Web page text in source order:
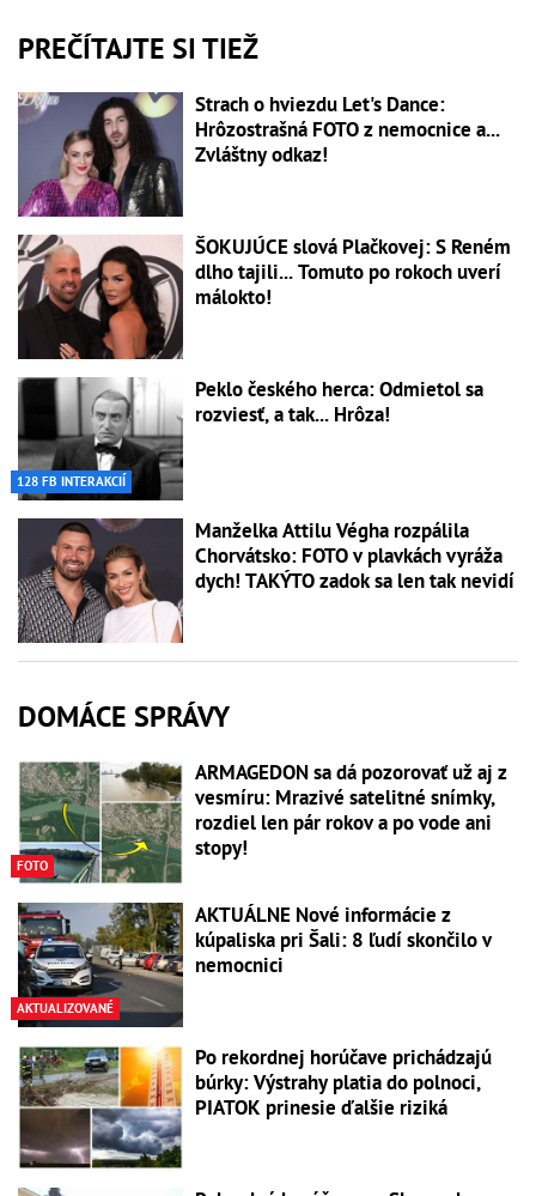
PREČÍTAJTE SI TIEŽ
Strach o hviezdu Let's Dance:
Hrôzostrašná FOTO z nemocnice a...
Zvláštny odkaz!
ŠOKUJÚCE slová Plačkovej: S Reném
dlho tajili... Tomuto po rokoch uverí
málokto!
128 FB INTERAKCIÍ
Peklo českého herca: Odmietol sa
rozviesť, a tak... Hrôza!
Manželka Attilu Végha rozpálila
Chorvátsko: FOTO v plavkách vyráža
dych! TAKÝTO zadok sa len tak nevidí
DOMÁCE SPRÁVY
FOTO
ARMAGEDON sa dá pozorovať už aj z
vesmíru: Mrazivé satelitné snímky,
rozdiel len pár rokov a po vode ani
stopy!
AKTUALIZOVANÉ
AKTUÁLNE Nové informácie z
kúpaliska pri Šali: 8 ľudí skončilo v
nemocnici
Po rekordnej horúčave prichádzajú
búrky: Výstrahy platia do polnoci,
PIATOK prinesie ďalšie riziká